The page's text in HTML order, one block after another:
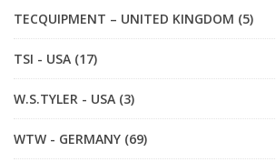
TECQUIPMENT – UNITED KINGDOM (5)
TSI - USA (17)
W.S.TYLER - USA (3)
WTW - GERMANY (69)